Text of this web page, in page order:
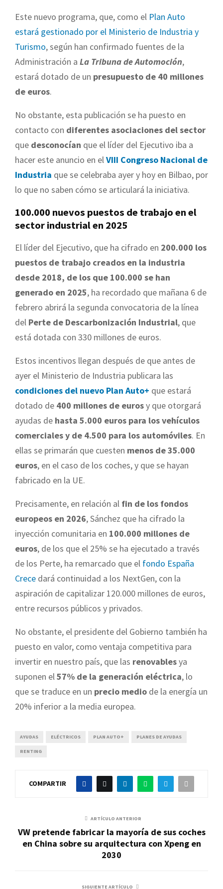
Este nuevo programa, que, como el Plan Auto
estará gestionado por el Ministerio de Industria y
Turismo, según han confirmado fuentes de la
Administración a La Tribuna de Automoción,
estará dotado de un presupuesto de 40 millones
de euros.
No obstante, esta publicación se ha puesto en
contacto con diferentes asociaciones del sector
que desconocían que el líder del Ejecutivo iba a
hacer este anuncio en elVIII Congreso Nacional de
Industria que se celebraba ayer y hoy en Bilbao, por
lo que no saben cómo se articulará la iniciativa.
100.000 nuevos puestos de trabajo en el
sector industrial en 2025
El líder del Ejecutivo, que ha cifrado en 200.000 los
puestos de trabajo creados en la industria
desde 2018, de los que 100.000 se han
generado en 2025, ha recordado que mañana 6 de
febrero abrirá la segunda convocatoria de la línea
del Perte de Descarbonización Industrial, que
está dotada con 330 millones de euros.
Estos incentivos llegan después de que antes de
ayer el Ministerio de Industria publicara las
condiciones del nuevo Plan Auto+ que estará
dotado de 400 millones de eurosy que otorgará
ayudas de hasta 5.000 euros para los vehículos
comerciales y de 4.500 para los automóviles. En
ellas se primarán que cuesten menos de 35.000
euros, en el caso de los coches, y que se hayan
fabricado en la UE.
Precisamente, en relación al fin de los fondos
europeos en 2026, Sánchez que ha cifrado la
inyección comunitaria en 100.000 millones de
euros, de los que el 25% se ha ejecutado a través
de los Perte, ha remarcado que el fondo España
Crece dará continuidad a los NextGen, con la
aspiración de capitalizar 120.000 millones de euros,
entre recursos públicos y privados.
No obstante, el presidente del Gobierno también ha
puesto en valor, como ventaja competitiva para
invertir en nuestro país, que las renovablesya
suponen el57% de la generación eléctrica, lo
que se traduce en un precio medio de la energía un
20% inferior a la media europea.
AYUDAS ELÉCTRICOS PLAN AUTO+ PLANES DE AYUDAS
RENTING
COMPARTIR
ARTÍCULO ANTERIOR
VW pretende fabricar la mayoría de sus coches
en China sobre su arquitectura con Xpeng en
2030
SIGUIENTE ARTÍCULO